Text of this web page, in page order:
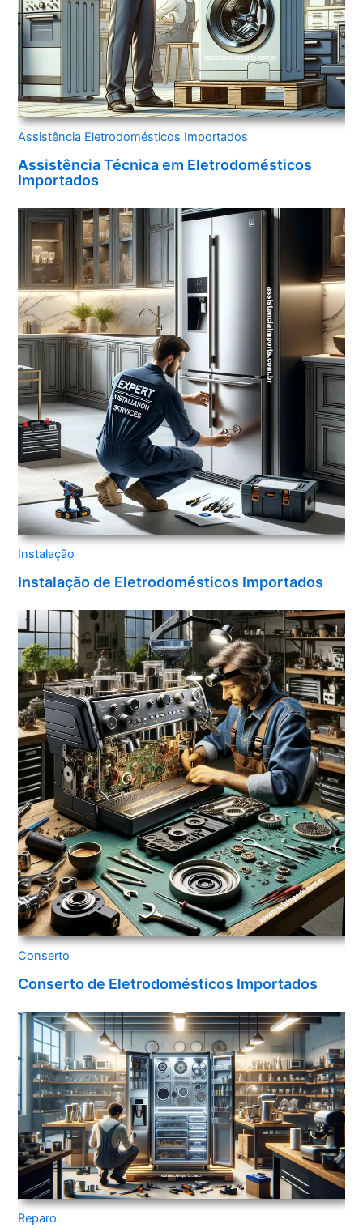
Assistência Eletrodomésticos Importados
Assistência Técnica em Eletrodomésticos
Importados
Instalação
Instalação de Eletrodomésticos Importados
Conserto
Conserto de Eletrodomésticos Importados
Reparo